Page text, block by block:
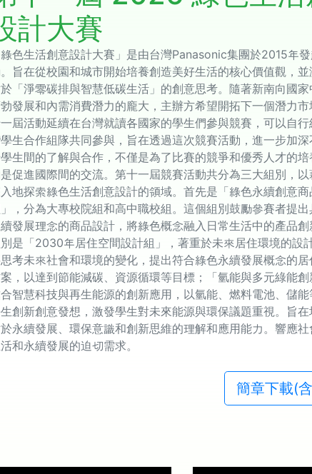
計大賽
綠色生活創意設計大賽」是由台灣Panasonic集團於2015年
旨在從校園和城市開始培養創造美好生活的核心價值觀，
「淨零碳排與智慧低碳生活」的創意思考。隨著新南向國
發展和內需消費潛力的龐大，主辦方希望開拓下一個潛力
屆活動延續在台灣就讀各國家的學生們參與競賽，可以自行
生合作組隊共同參與，旨在透過這次競賽活動，進一步加
生間的了解與合作，不僅是為了比賽的競爭和優秀人才的
促進國際間的交流。第十一屆競賽活動共分為三大組別，
地探索綠色生活創意設計的領域。首先是「綠色永續創意
，分為大專校院組和高中職校組。這個組別鼓勵參賽者提出
發展理念的商品設計，將綠色概念融入日常生活中的產品
是「2030年居住空間設計組」，著重於未來居住環境的設
考未來社會和環境的變化，提出符合綠色永續發展概念的
，以達到節能減碳、資源循環等目標；「氫能與多元綠能創
智慧科技與再生能源的創新應用，以氫能、燃料電池、儲
創新創意發想，激發學生對未來能源與環保議題重視。旨
永續發展、環保意識和創新思維的理解和應用能力。響應
和永續發展的迫切需求。
簡章下載(